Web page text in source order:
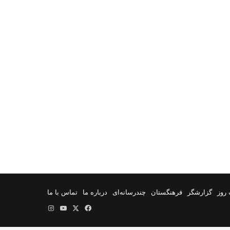
گزارشگر فرهنگستان چندرسانه‌ای درباره ما
تماس با ما
فیس
یوتیوب